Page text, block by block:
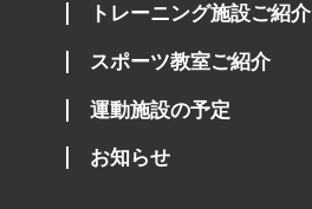
トレーニング施設ご紹介
スポーツ教室ご紹介
運動施設の予定
お知らせ